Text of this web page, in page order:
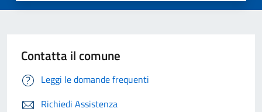
Contatta il comune
Leggi le domande frequenti
Richiedi Assistenza